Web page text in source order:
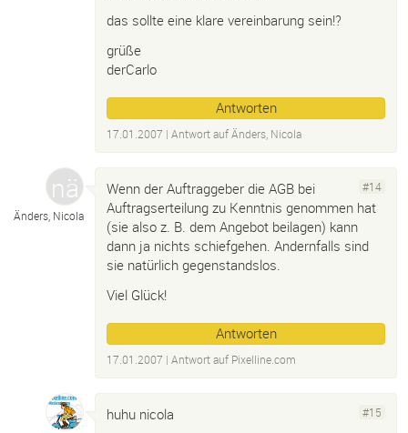
das sollte eine klare vereinbarung sein!?
grüße
derCarlo
Antworten
17.01.2007 | Antwort aufÄnders, Nicola
Änders, Nicola
#14
Wenn der Auftraggeber die AGB bei
Auftragserteilung zu Kenntnis genommen hat
(sie also z. B. dem Angebot beilagen) kann
dann ja nichts schiefgehen. Andernfalls sind
sie natürlich gegenstandslos.
Viel Glück!
Antworten
17.01.2007 | Antwort auf Pixelline.com
#15
huhu nicola